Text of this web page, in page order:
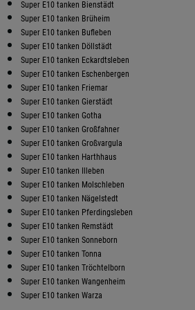
Super E10 tanken Bienstädt
Super E10 tanken Brüheim
Super E10 tanken Bufleben
Super E10 tanken Döllstädt
Super E10 tanken Eckardtsleben
Super E10 tanken Eschenbergen
Super E10 tanken Friemar
Super E10 tanken Gierstädt
Super E10 tanken Gotha
Super E10 tanken Großfahner
Super E10 tanken Großvargula
Super E10 tanken Harthhaus
Super E10 tanken Illeben
Super E10 tanken Molschleben
Super E10 tanken Nägelstedt
Super E10 tanken Pferdingsleben
Super E10 tanken Remstädt
Super E10 tanken Sonneborn
Super E10 tanken Tonna
Super E10 tanken Tröchtelborn
Super E10 tanken Wangenheim
Super E10 tanken Warza